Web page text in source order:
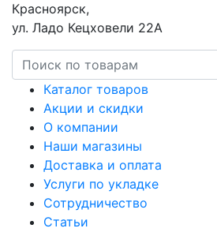
Красноярск,
ул. Ладо Кецховели 22А
Каталог товаров
Акции и скидки
О компании
Наши магазины
Доставка и оплата
Услуги по укладке
Сотрудничество
Статьи